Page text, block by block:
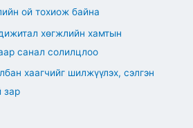
ой тохиож байна
хөгжлийн хамтын
санал солилцлоо
хаагчийг шилжүүлэх, сэлгэн
зар